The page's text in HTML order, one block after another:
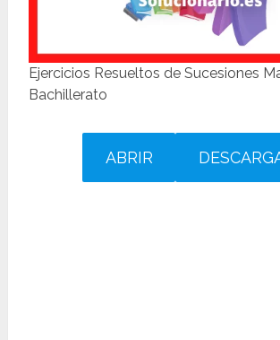
Ejercicios Resueltos de Sucesiones
Bachillerato
ABRIR